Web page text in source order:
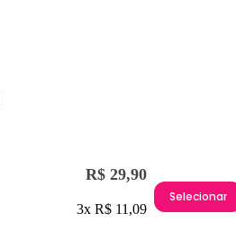
R$ 29,90
3x R$ 11,09
Selecionar